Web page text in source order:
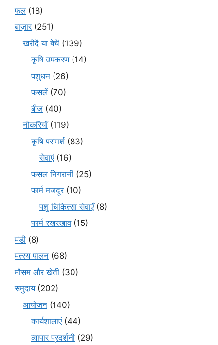
फल(18)
बाज़ार(251)
खरीदें या बेचें (139)
कृषि उपकरण(14)
पशुधन (26)
फसलें(70)
बीज (40)
नौकरियाँ(119)
कृषि परामर्श(83)
सेवाएं(16)
फसल निगरानी (25)
फार्म मजदूर(10)
पशु चिकित्सा सेवाएँ(8)
फार्म रखरखाव(15)
मंडी (8)
मत्स्य पालन (68)
मौसम और खेती (30)
समुदाय(202)
आयोजन (140)
कार्यशालाएं(44)
व्यापार प्रदर्शनी (29)